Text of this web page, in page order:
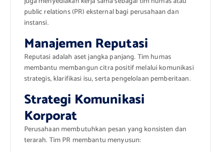
public relations (PR) eksternal bagi perusahaan dan
instansi.
Manajemen Reputasi
Reputasi adalah aset jangka panjang. Tim humas
membantu membangun citra positif melalui komunikasi
strategis, klarifikasi isu, serta pengelolaan pemberitaan.
Strategi Komunikasi
Korporat
Perusahaan membutuhkan pesan yang konsisten dan
terarah. Tim PR membantu menyusun: